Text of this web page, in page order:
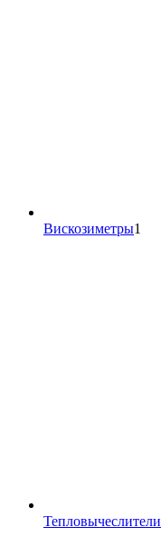
Вискозиметры1
Тепловычеслители